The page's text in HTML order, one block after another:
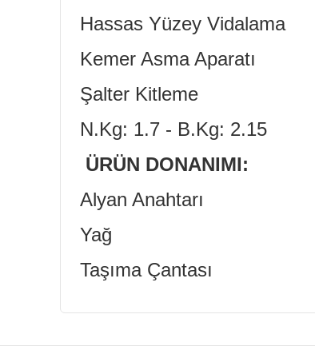
Hassas Yüzey Vidalama
Kemer Asma Aparatı
Şalter Kitleme
N.Kg: 1.7 - B.Kg: 2.15
ÜRÜN DONANIMI:
Alyan Anahtarı
Yağ
Taşıma Çantası